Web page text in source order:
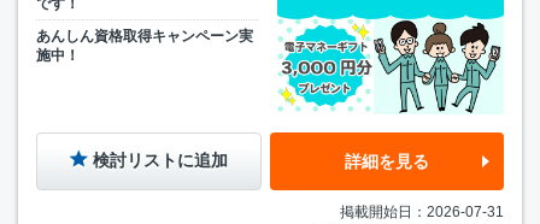
です！
あんしん資格取得キャンペーン実
施中！
検討リストに追加 詳細を見る
掲載開始日：2026-07-31